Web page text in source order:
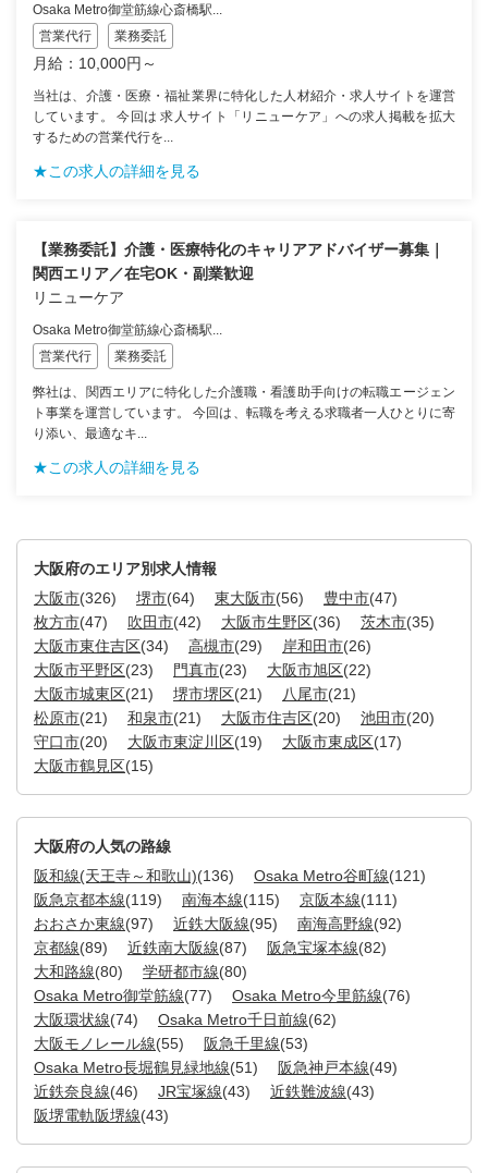
Osaka Metro御堂筋線心斎橋駅...
営業代行
業務委託
月給：10,000円～
当社は、介護・医療・福祉業界に特化した人材紹介・求人サイトを運営
しています。 今回は 求人サイト「リニューケア」への求人掲載を拡大
するための営業代行を...
★この求人の詳細を見る
【業務委託】介護・医療特化のキャリアアドバイザー募集｜
関西エリア／在宅OK・副業歓迎
リニューケア
Osaka Metro御堂筋線心斎橋駅...
営業代行
業務委託
弊社は、関西エリアに特化した介護職・看護助手向けの転職エージェン
ト事業を運営しています。 今回は、転職を考える求職者一人ひとりに寄
り添い、最適なキ...
★この求人の詳細を見る
大阪府のエリア別求人情報
大阪市(326) 堺市(64) 東大阪市(56) 豊中市(47)
枚方市(47) 吹田市(42) 大阪市生野区(36) 茨木市(35)
大阪市東住吉区(34) 高槻市(29) 岸和田市(26)
大阪市平野区(23) 門真市(23) 大阪市旭区(22)
大阪市城東区(21) 堺市堺区(21) 八尾市(21)
松原市(21) 和泉市(21) 大阪市住吉区(20) 池田市(20)
守口市(20) 大阪市東淀川区(19) 大阪市東成区(17)
大阪市鶴見区(15)
大阪府の人気の路線
阪和線(天王寺～和歌山)(136) Osaka Metro谷町線(121)
阪急京都本線(119) 南海本線(115) 京阪本線(111)
おおさか東線(97) 近鉄大阪線(95) 南海高野線(92)
京都線(89) 近鉄南大阪線(87) 阪急宝塚本線(82)
大和路線(80) 学研都市線(80)
Osaka Metro御堂筋線(77) Osaka Metro今里筋線(76)
大阪環状線(74) Osaka Metro千日前線(62)
大阪モノレール線(55) 阪急千里線(53)
Osaka Metro長堀鶴見緑地線(51) 阪急神戸本線(49)
近鉄奈良線(46) JR宝塚線(43) 近鉄難波線(43)
阪堺電軌阪堺線(43)